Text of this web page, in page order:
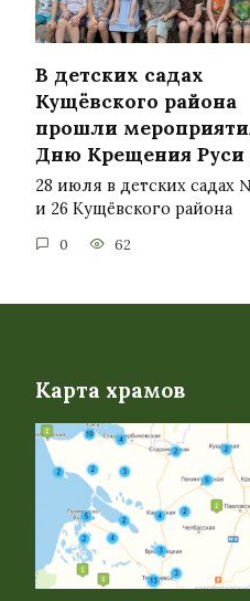
В детских садах
Кущёвского района
прошли
Дню Крещения Руси
28 июля в детских садах
и 26 Кущёвского района
0 62
Карта храмов